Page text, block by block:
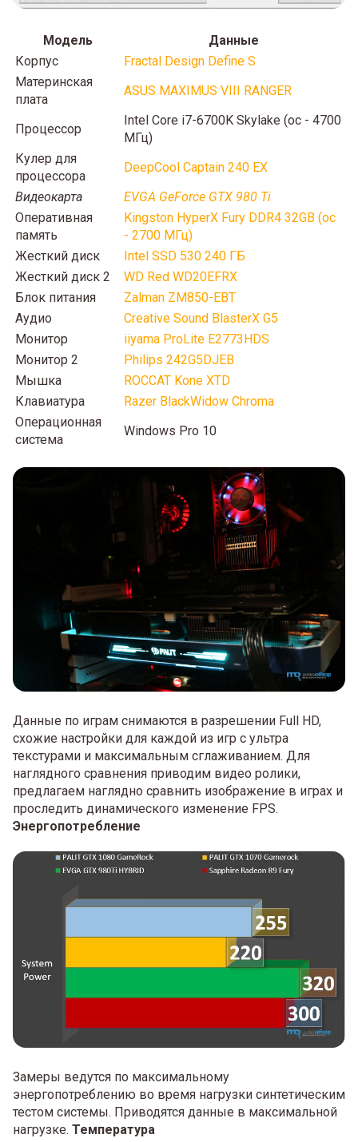
Модель
Данные
Корпус
Fractal Design Define S
Материнская
плата
ASUS MAXIMUS VIII RANGER
Процессор
Intel Core i7-6700K Skylake (oc - 4700
МГц)
Кулер для
процессора
DeepCool Captain 240 EX
Видеокарта
EVGA GeForce GTX 980 Ti
Оперативная
память
Kingston HyperX Fury DDR4 32GB (oc
- 2700 МГц)
Жесткий диск
Intel SSD 530 240 ГБ
Жесткий диск 2
WD Red WD20EFRX
Блок питания
Zalman ZM850-EBT
Аудио
Creative Sound BlasterX G5
Монитор
iiyama ProLite E2773HDS
Монитор 2
Philips 242G5DJEB
Мышка
ROCCAT Kone XTD
Клавиатура
Razer BlackWidow Chroma
Операционная
система
Windows Pro 10
Данные по играм снимаются в разрешении Full HD,
схожие настройки для каждой из игр с ультра
текстурами и максимальным сглаживанием. Для
наглядного сравнения приводим видео ролики,
предлагаем наглядно сравнить изображение в играх и
проследить динамического изменение FPS.
Энергопотребление
Замеры ведутся по максимальному
энергопотреблению во время нагрузки синтетическим
тестом системы. Приводятся данные в максимальной
нагрузке. Температура